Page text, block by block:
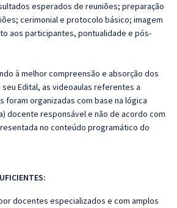
esperados de reuniões; preparação
cerimonial e protocolo básico; imagem
aos participantes, pontualidade e pós-
à melhor compreensão e absorção dos
Edital, as videoaulas referentes a
foram organizadas com base na lógica
docente responsável e não de acordo com
no conteúdo programático do
docentes especializados e com amplos